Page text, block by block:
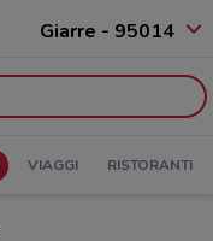
Giarre - 95014
VIAGGI RISTORANTI